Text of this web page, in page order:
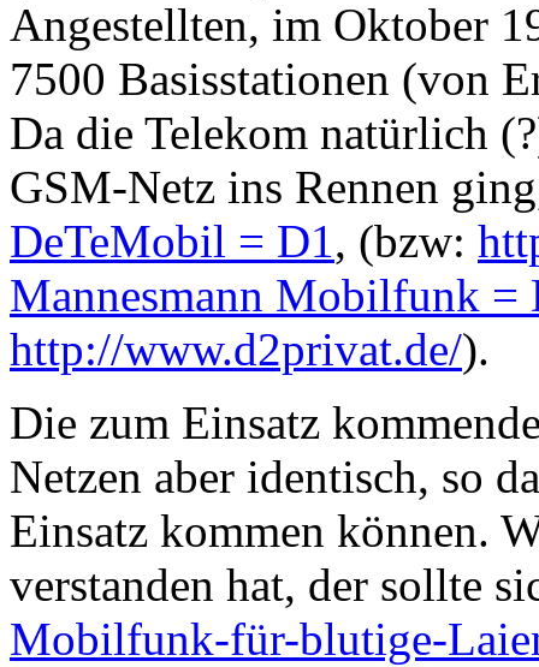
Angestellten, im Oktober
7500 Basisstationen (von
Da die Telekom natürlich
GSM-Netz ins Rennen
DeTeMobil = D1, (bzw:
Mannesmann Mobilfunk =
http://www.d2privat.de/).
Die zum Einsatz
Netzen aber identisch, so
Einsatz kommen können.
verstanden hat, der sollte
Mobilfunk-für-blutige-